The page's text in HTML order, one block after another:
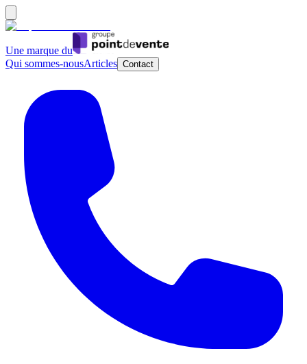
Une marque du
Qui sommes-nousArticles Contact